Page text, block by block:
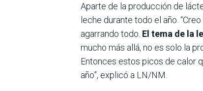
Aparte de la producción de
leche durante todo el año.
agarrando todo. El tema de la
mucho más allá, no es solo la
Entonces estos picos de calor
año”, explicó a LN/NM.